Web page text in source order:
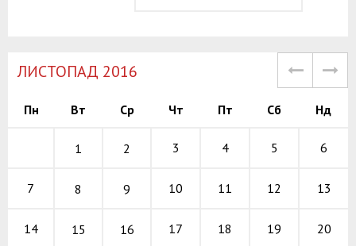
ЛИСТОПАД 2016
Пн Вт Ср Чт Пт Сб Нд
1 2 3 4 5 6
7 8 9 10 11 12 13
14 15 16 17 18 19 20